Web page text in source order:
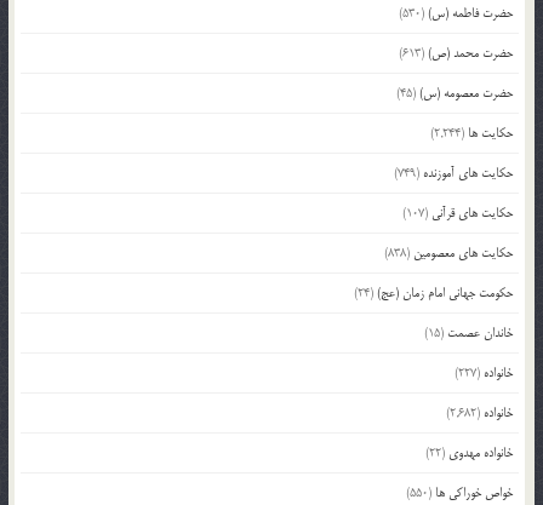
حضرت فاطمه (س)(530)
حضرت محمد (ص)(613)
حضرت معصومه (س)(45)
حکایت ها (2,244)
حکایت های آموزنده (749)
حکایت های قرآنی (107)
حکایت های معصومین (838)
حکومت جهانی امام زمان (عج)(24)
خاندان عصمت (15)
خانواده (227)
خانواده (2,682)
خانواده مهدوی (22)
خواص خوراکی ها (550)